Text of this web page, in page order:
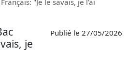
je
Publié le 27/05/2026